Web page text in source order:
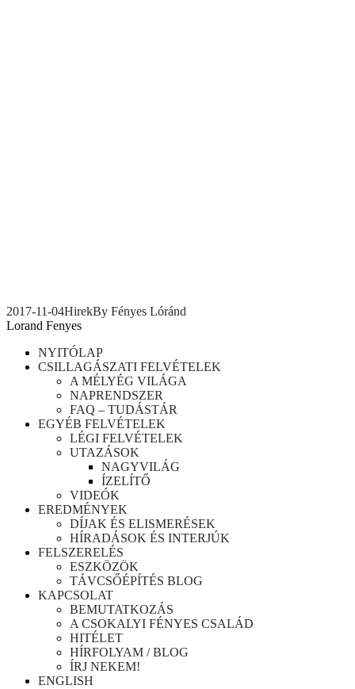
2017-11-04HirekBy Fényes Lóránd
Lorand Fenyes
NYITÓLAP
CSILLAGÁSZATI FELVÉTELEK
A MÉLYÉG VILÁGA
NAPRENDSZER
FAQ – TUDÁSTÁR
EGYÉB FELVÉTELEK
LÉGI FELVÉTELEK
UTAZÁSOK
NAGYVILÁG
ÍZELÍTŐ
VIDEÓK
EREDMÉNYEK
DÍJAK ÉS ELISMERÉSEK
HÍRADÁSOK ÉS INTERJÚK
FELSZERELÉS
ESZKÖZÖK
TÁVCSŐÉPÍTÉS BLOG
KAPCSOLAT
BEMUTATKOZÁS
A CSOKALYI FÉNYES CSALÁD
HITÉLET
HÍRFOLYAM / BLOG
ÍRJ NEKEM!
ENGLISH